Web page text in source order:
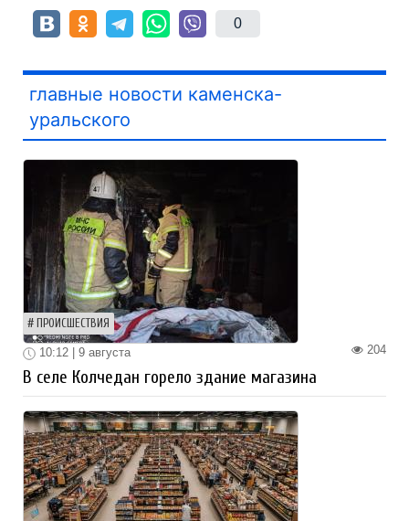
0
главные новости каменска-
уральского
ПРОИСШЕСТВИЯ
204
10:12 | 9 августа
В селе Колчедан горело здание магазина